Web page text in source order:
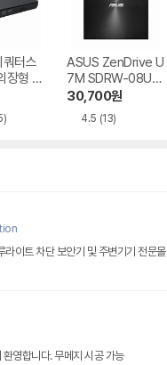
쿼터스
장형 D
20
ASUS ZenDrive U
7M SDRW-08U7
M-U-B
30,700원
4.5 (13)
이트 차단 보안기 및 주변기기 전문몰
영합니다. 무메지 시공 가능